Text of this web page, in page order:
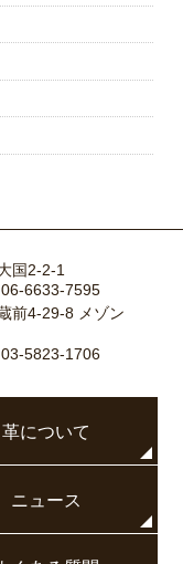
国2-2-1
06-6633-7595
前4-29-8 メゾン
03-5823-1706
革について
ニュース